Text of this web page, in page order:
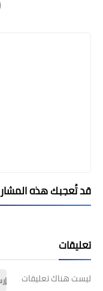
قد تُعجبك هذه
تعليقات
ليست هناك تعليقات